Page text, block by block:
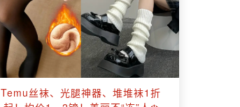
Temu丝袜、光腿神器、堆堆袜1折